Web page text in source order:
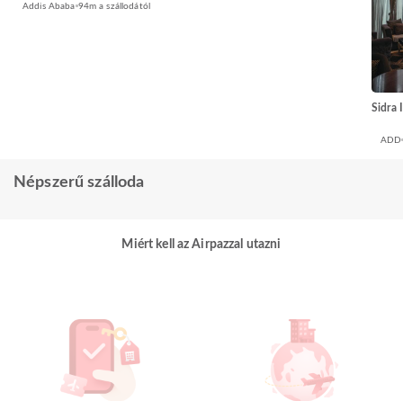
Addis Ababa 94m a szállodától
Sidra
ADD
Népszerű szálloda
Miért kell az Airpazzal utazni